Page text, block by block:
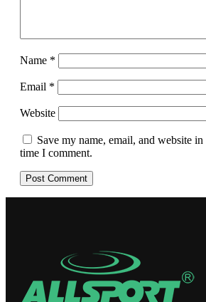
Name *
Email *
Website
Save my name, email, and website
time I comment.